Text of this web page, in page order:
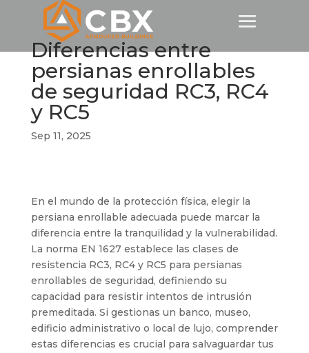
Diferencias entre
persianas enrollables
de seguridad RC3, RC4
y RC5
Sep 11, 2025
En el mundo de la protección física, elegir la
persiana enrollable adecuada puede marcar la
diferencia entre la tranquilidad y la vulnerabilidad.
La norma EN 1627 establece las clases de
resistencia RC3, RC4 y RC5 para persianas
enrollables de seguridad, definiendo su
capacidad para resistir intentos de intrusión
premeditada. Si gestionas un banco, museo,
edificio administrativo o local de lujo, comprender
estas diferencias es crucial para salvaguardar tus